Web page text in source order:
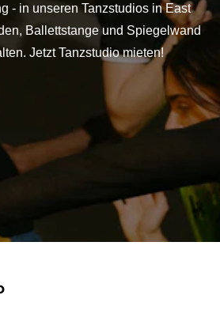
- in unseren Tanzstudios in East
Ballettstange und Spiegelwand
Jetzt Tanzstudio mieten!